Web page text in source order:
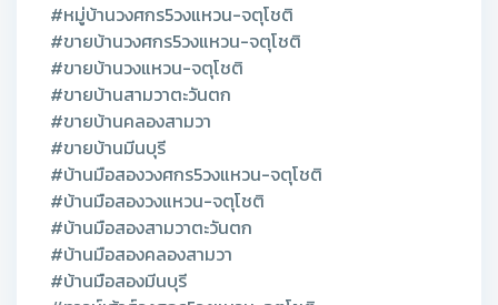
#หมู่บ้านวงศกร5วงแหวน-จตุโชติ
#ขายบ้านวงศกร5วงแหวน-จตุโชติ
#ขายบ้านวงแหวน-จตุโชติ
#ขายบ้านสามวาตะวันตก
#ขายบ้านคลองสามวา
#ขายบ้านมีนบุรี
#บ้านมือสองวงศกร5วงแหวน-จตุโชติ
#บ้านมือสองวงแหวน-จตุโชติ
#บ้านมือสองสามวาตะวันตก
#บ้านมือสองคลองสามวา
#บ้านมือสองมีนบุรี